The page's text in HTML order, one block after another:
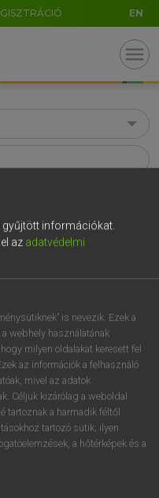
EN
menu
szótár
megtekintéséhez.
gyűjtött információkat.
az adatvédelmi
is nevezik. Ezek a
webhely használatának
milyen oldalakat keresett fel
az információk a felhasználó
mivel az adatok
Céljuk kizárólag a weboldal
tartoznak a harmadik féltől
tartozó sütik; ilyen
a hőtérképek és a
o p
á ű Ω
AltGr